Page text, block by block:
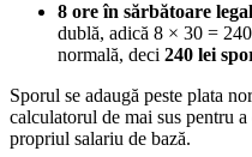
8 ore în sărbătoare
dublă, adică 8 × 30 =
normală, deci 240 lei
Sporul se adaugă peste plata
calculatorul de mai sus pentru
propriul salariu de bază.